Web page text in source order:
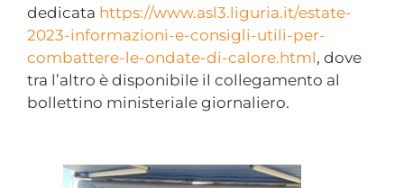
dedicata https://www.asl3.liguria.it/estate-
2023-informazioni-e-consigli-utili-per-
combattere-le-ondate-di-calore.html, dove
tra l’altro è disponibile il collegamento al
bollettino ministeriale giornaliero.